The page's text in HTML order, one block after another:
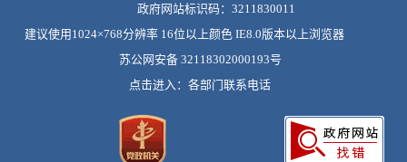
政府网站标识码：3211830011
建议使用1024×768分辨率 16位以上颜色 IE8.0版本以上浏览器
苏公网安备 32118302000193号
点击进入： 各部门联系电话